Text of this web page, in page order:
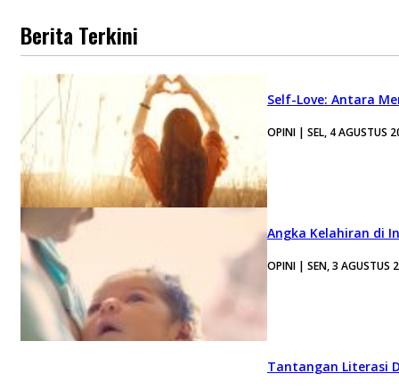
Berita Terkini
Self-Love: Antara
OPINI | SEL, 4 AGUSTUS
Angka Kelahiran di
OPINI | SEN, 3 AGUSTUS
Tantangan Literasi